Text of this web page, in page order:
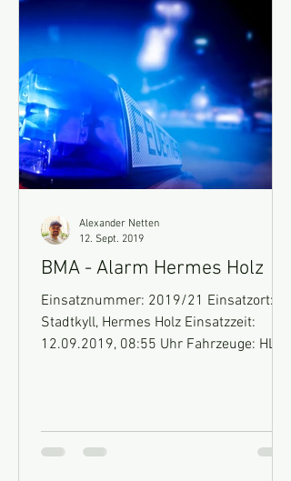
BMA - Alarm Hermes Holz
Einsatznummer: 2019/21 Einsatzort:
Stadtkyll, Hermes Holz Einsatzzeit:
12.09.2019, 08:55 Uhr Fahrzeuge: HLF
Alexander Netten
12. Sept. 2019